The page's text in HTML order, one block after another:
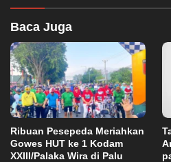
Baca Juga
Ribuan Pesepeda Meriahkan
Gowes HUT ke 1 Kodam
XXIII/Palaka Wira di Palu